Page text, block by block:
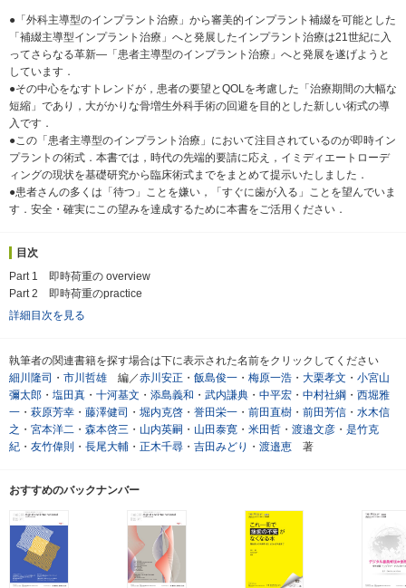
●「外科主導型のインプラント治療」から審美的インプラント補綴を可能とした
「補綴主導型インプラント治療」へと発展したインプラント治療は21世紀に入
ってさらなる革新―「患者主導型のインプラント治療」へと発展を遂げようと
しています．
●その中心をなすトレンドが，患者の要望とQOLを考慮した「治療期間の大幅な
短縮」であり，大がかりな骨増生外科手術の回避を目的とした新しい術式の導
入です．
●この「患者主導型のインプラント治療」において注目されているのが即時イン
プラントの術式．本書では，時代の先端的要請に応え，イミディエートローデ
ィングの現状を基礎研究から臨床術式までをまとめて提示いたしました．
●患者さんの多くは「待つ」ことを嫌い，「すぐに歯が入る」ことを望んでいま
す．安全・確実にこの望みを達成するために本書をご活用ください．
目次
Part 1 即時荷重の overview
Part 2 即時荷重のpractice
詳細目次を見る
執筆者の関連書籍を探す場合は下に表示された名前をクリックしてください
細川隆司 ・ 市川哲雄 編／赤川安正 ・ 飯島俊一 ・ 梅原一浩 ・ 大栗孝文 ・ 小宮山
彌太郎 ・ 塩田真 ・ 十河基文 ・ 添島義和 ・ 武内謙典 ・ 中平宏 ・ 中村社綱 ・ 西堀雅
一 ・ 萩原芳幸 ・ 藤澤健司 ・ 堀内克啓 ・ 誉田栄一 ・ 前田直樹 ・ 前田芳信 ・ 水木信
之 ・ 宮本洋二 ・ 森本啓三 ・ 山内英嗣 ・ 山田泰寛 ・ 米田哲 ・ 渡邉文彦 ・ 是竹克
紀 ・ 友竹偉則 ・ 長尾大輔 ・ 正木千尋 ・ 吉田みどり ・ 渡邉恵 著
おすすめのバックナンバー